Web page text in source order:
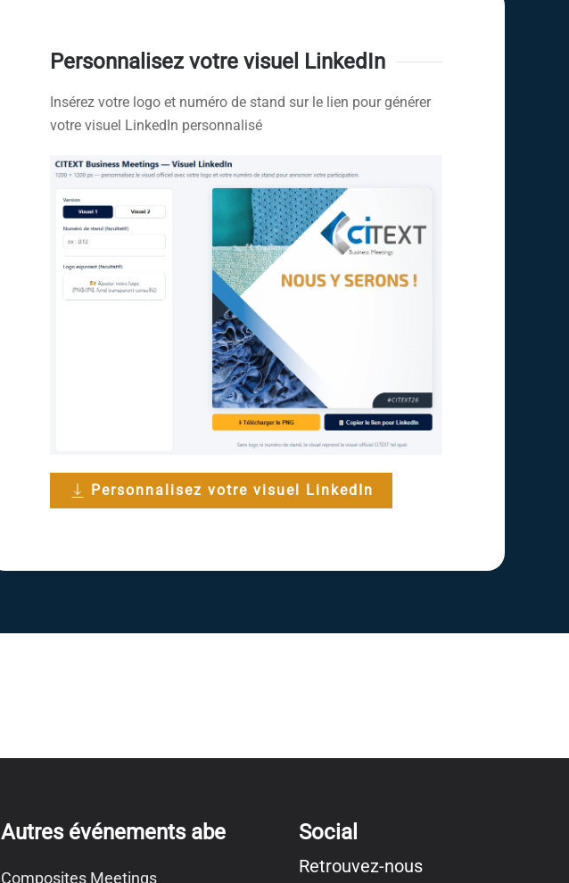
Personnalisez votre visuel LinkedIn
Insérez votre logo et numéro de stand sur le lien pour générer
votre visuel LinkedIn personnalisé
Personnalisez votre visuel LinkedIn
Autres événements abe
Composites Meetings
Social
Retrouvez-nous